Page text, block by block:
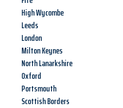
High Wycombe
Leeds
London
Milton Keynes
North Lanarkshire
Oxford
Portsmouth
Scottish Borders